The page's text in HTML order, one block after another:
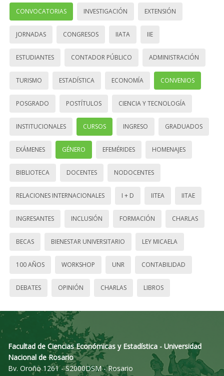
CONVOCATORIAS INVESTIGACIÓN EXTENSIÓN
JORNADAS CONGRESOS IIATA IIE
ESTUDIANTES CONTADOR PÚBLICO ADMINISTRACIÓN
TURISMO ESTADÍSTICA ECONOMÍA CONVENIOS
POSGRADO POSTÍTULOS CIENCIA Y TECNOLOGÍA
INSTITUCIONALES CURSOS INGRESO GRADUADOS
EXÁMENES GÉNERO EFEMÉRIDES HOMENAJES
BIBLIOTECA DOCENTES NODOCENTES
RELACIONES INTERNACIONALES I + D IITEA IITAE
INGRESANTES INCLUSIÓN FORMACIÓN CHARLAS
BECAS BIENESTAR UNIVERSITARIO LEY MICAELA
100 AÑOS WORKSHOP UNR CONTABILIDAD
DEBATES OPINIÓN CHARLAS LIBROS
Facultad de Ciencias Económicas y Estadística - Universidad
Nacional de Rosario
Bv. Oroño 1261 - S2000DSM - Rosario